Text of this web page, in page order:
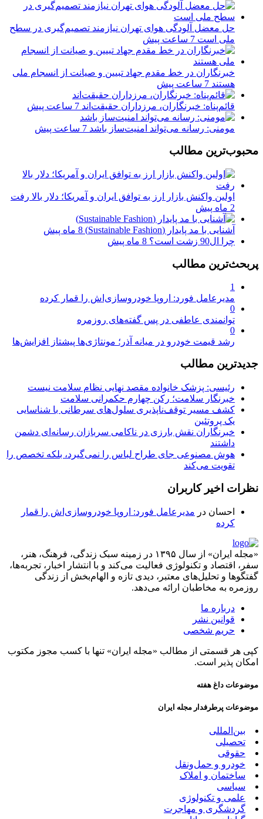
حل معضل آلودگی هوای تهران نیازمند تصمیم‌گیری در سطح
ملی است 7 ساعت پیش
خبرنگاران در خط مقدم جهاد تبیین و صیانت از انسجام ملی
هستند 7 ساعت پیش
قائم‌پناه: ‏خبرنگاران، مرزداران حقیقت‌اند 7 ساعت پیش
مومنی: رسانه می‌تواند امنیت‌ساز باشد 7 ساعت پیش
محبوب‌ترین مطالب
اولین واکنش بازار ارز به توافق ایران و آمریکا؛ دلار بالا رفت
2 ماه پیش
آشنایی با مد پایدار (Sustainable Fashion)
8 ماه پیش
چرا ال90 زشت است؟
8 ماه پیش
پربحث‌ترین مطالب
1
مدیرعامل فورد: اروپا خودروسازی‌اش را قمار کرده
0
توانمندی عاطفی در پس گفته‌های روزمره
0
رشد قیمت خودرو در میانه آذر؛ مونتاژی‌ها پیشتاز افزایش‌ها
جدیدترین مطالب
رئیسی: پزشک خانواده مقصد نهایی نظام سلامت نیست
خبرنگار سلامت؛ رکن چهارم حکمرانی سلامت
کشف مسیر توقف‌ناپذیری سلول‌های سرطانی با شناسایی
یک پروتئین
خبرنگاران نقش بارزی در ناکامی سربازان رسانه‌ای دشمن
داشتند
هوش مصنوعی جای طراح لباس را نمی‌گیرد، بلکه تخصص را
تقویت می‌کند
نظرات اخیر کاربران
احسان در مدیرعامل فورد: اروپا خودروسازی‌اش را قمار
کرده
«مجله ایران» از سال ۱۳۹۵ در زمینه سبک زندگی، فرهنگ، هنر،
سفر، اقتصاد و تکنولوژی فعالیت می‌کند و با انتشار اخبار، تجربه‌ها،
گفتگوها و تحلیل‌های معتبر، دیدی تازه و الهام‌بخش از زندگی
روزمره به مخاطبان ارائه می‌دهد.
درباره ما
قوانین نشر
حریم شخصی
کپی هر قسمتی از مطالب «مجله ایران» تنها با کسب مجوز مکتوب
امکان پذیر است.
موضوعات داغ هفته
موضوعات پرطرفدار مجله ایران
بین‌المللی
تحصیلی
حقوقی
خودرو و حمل‌و‌نقل
ساختمان و املاک
سیاسی
علمی و تکنولوژی
گردشگری و مهاجرت